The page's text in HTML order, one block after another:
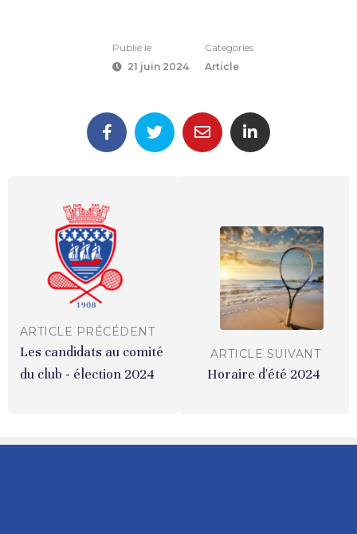
Publié le
21 juin 2024
Categories
Article
ARTICLE PRÉCÉDENT
Les candidats au comité
du club - élection 2024
ARTICLE SUIVANT
Horaire d'été 2024